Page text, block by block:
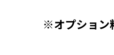
※オプション